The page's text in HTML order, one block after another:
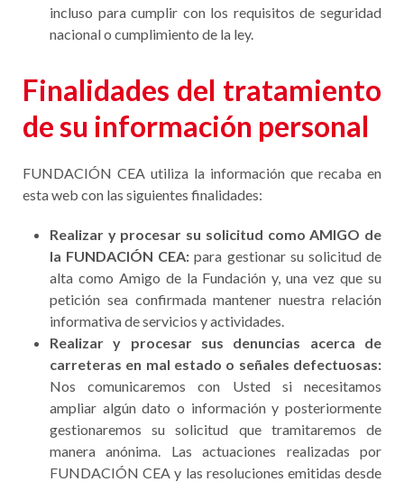
incluso para cumplir con los requisitos de seguridad
nacional o cumplimiento de la ley.
Finalidades del tratamiento
de su información personal
FUNDACIÓN CEA utiliza la información que recaba en
esta web con las siguientes finalidades:
Realizar y procesar su solicitud como AMIGO de
la FUNDACIÓN CEA:para gestionar su solicitud de
alta como Amigo de la Fundación y, una vez que su
petición sea confirmada mantener nuestra relación
informativa de servicios y actividades.
Realizar y procesar sus denuncias acerca de
carreteras en mal estado o señales defectuosas:
Nos comunicaremos con Usted si necesitamos
ampliar algún dato o información y posteriormente
gestionaremos su solicitud que tramitaremos de
manera anónima. Las actuaciones realizadas por
FUNDACIÓN CEA y las resoluciones emitidas desde